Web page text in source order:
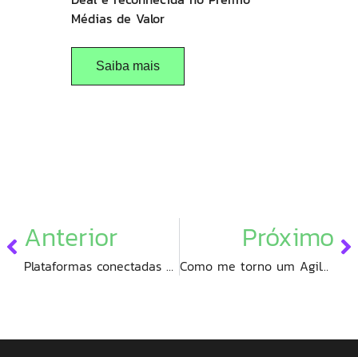
Médias de Valor
Saiba mais
Anterior
Plataformas conectadas de dados como diferencial competitivo ( parte 1 )
Próximo
Como me torno um Agile Coach?